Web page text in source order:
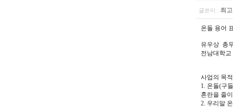
글쓴이 : 최
온돌 용어
유우상 총
전남대학
사업의 목적
1. 온돌(구
혼란을 줄
2. 우리말